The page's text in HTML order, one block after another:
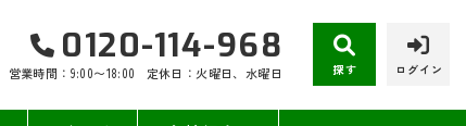
0120-114-968
営業時間：9:00〜18:00 定休日：火曜日、水曜日 探す ログイン